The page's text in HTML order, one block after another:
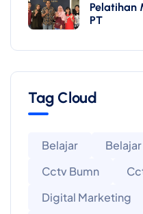
Pelatihan
PT
Tag Cloud
Belajar
Cctv Bumn
Digital Marketing